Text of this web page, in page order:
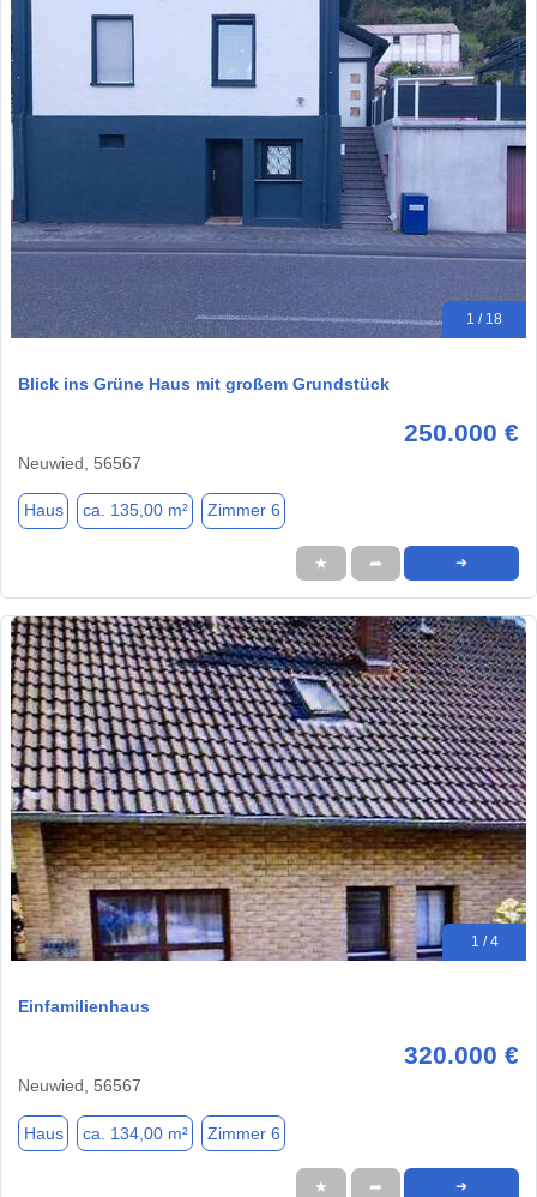
1 / 18
Blick ins Grüne Haus mit großem Grundstück
250.000 €
Neuwied, 56567
Haus ca. 135,00 m² Zimmer 6
★ ➦ ➜
1 / 4
Einfamilienhaus
320.000 €
Neuwied, 56567
Haus ca. 134,00 m² Zimmer 6
★ ➦ ➜